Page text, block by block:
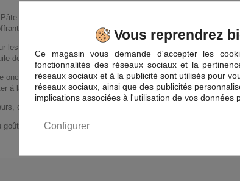
à Tartiner Véritable Chocolat Lait Noisettes, présentée
une expérience gourmande irrésistible.
les bords de la Vézère, cette superbe pâte à tartiner vous fera
de colza, elle est plus riche en goût
onctueuse et fondante, parfaite pour tartiner sur du pain, des
à la cuillère pour un moment de pur plaisir.
cette pâte à tartiner est fabriquée avec des ingrédients de
goûter un moment spécial avec notre Pâte à Tartiner Véritable
Vous reprendrez
Ce magasin vous demande d'accepter les
fonctionnalités des réseaux sociaux et la
réseaux sociaux et à la publicité sont utilisés pour
réseaux sociaux, ainsi que des publicités
implications associées à l'utilisation de vos données
Configurer